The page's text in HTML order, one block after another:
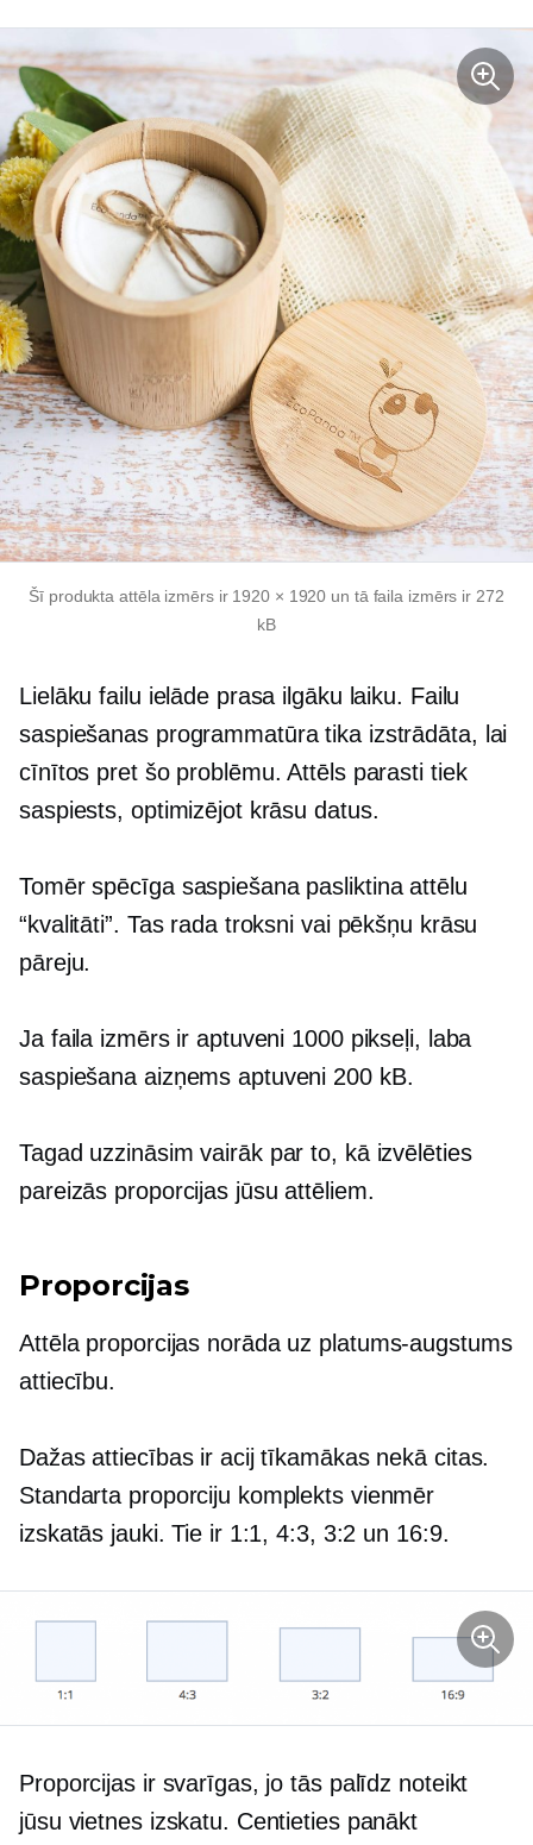
Šī produkta attēla izmērs ir 1920 × 1920 un tā faila izmērs ir 272
kB
Lielāku failu ielāde prasa ilgāku laiku. Failu
saspiešanas programmatūra tika izstrādāta, lai
cīnītos pret šo problēmu. Attēls parasti tiek
saspiests, optimizējot krāsu datus.
Tomēr spēcīga saspiešana pasliktina attēlu
“kvalitāti”. Tas rada troksni vai pēkšņu krāsu
pāreju.
Ja faila izmērs ir aptuveni 1000 pikseļi, laba
saspiešana aizņems aptuveni 200 kB.
Tagad uzzināsim vairāk par to, kā izvēlēties
pareizās proporcijas jūsu attēliem.
Proporcijas
Attēla proporcijas norāda uz platums-augstums
attiecību.
Dažas attiecības ir acij tīkamākas nekā citas.
Standarta proporciju komplekts vienmēr
izskatās jauki. Tie ir 1:1, 4:3, 3:2 un 16:9.
Proporcijas ir svarīgas, jo tās palīdz noteikt
jūsu vietnes izskatu. Centieties panākt